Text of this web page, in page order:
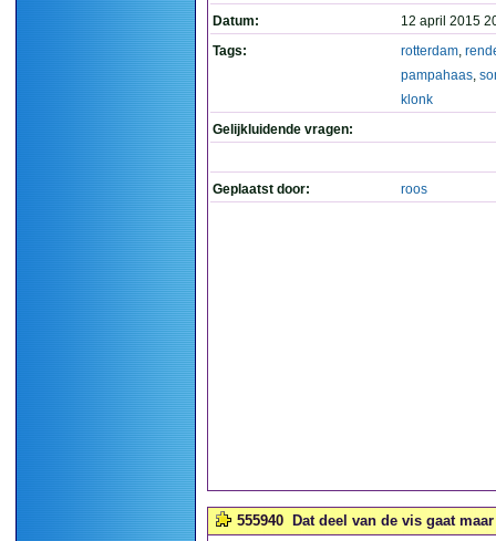
Datum:
12 april 2015
Tags:
rotterdam,
pampahaas,
klonk
Gelijkluidende vragen:
Geplaatst door: roos
555940 Dat deel van de vis gaat